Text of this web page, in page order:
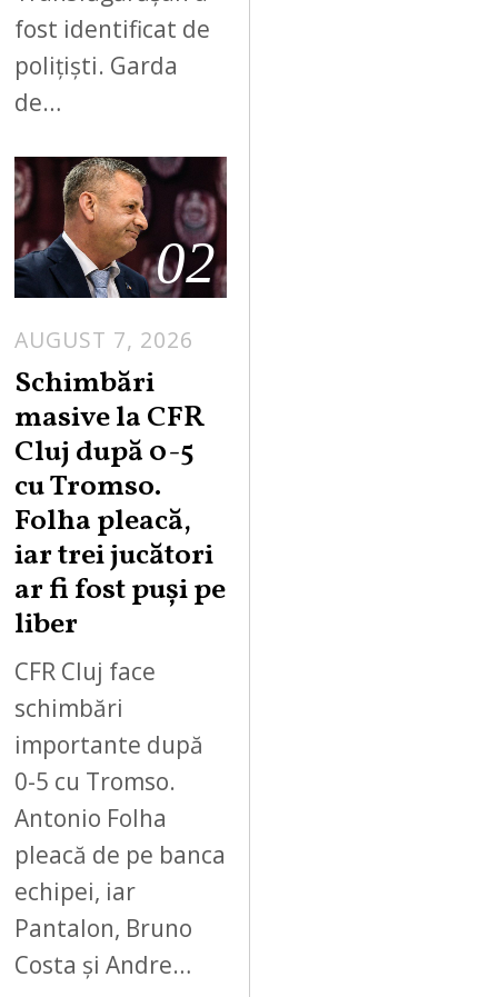
fost identificat de
polițiști. Garda
de…
02
AUGUST 7, 2026
Schimbări
masive la CFR
Cluj după 0-5
cu Tromso.
Folha pleacă,
iar trei jucători
ar fi fost puși pe
liber
CFR Cluj face
schimbări
importante după
0-5 cu Tromso.
Antonio Folha
pleacă de pe banca
echipei, iar
Pantalon, Bruno
Costa și Andre…